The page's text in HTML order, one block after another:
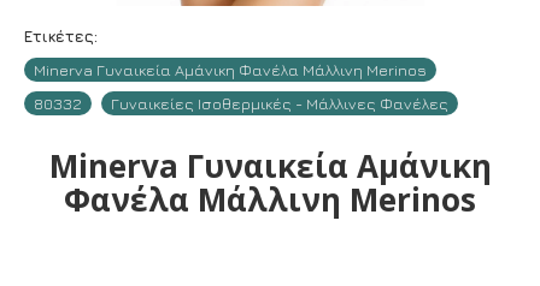
Ετικέτες:
Minerva Γυναικεία Αμάνικη Φανέλα Μάλλινη Merinos
80332
Γυναικείες Ισοθερμικές - Μάλλινες Φανέλες
Minerva Γυναικεία Αμάνικη
Φανέλα Μάλλινη Merinos